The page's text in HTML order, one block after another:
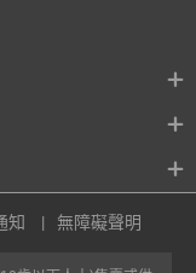
知 無障礙聲明